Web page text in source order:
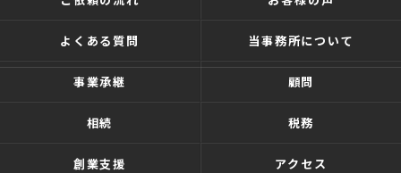
よくある質問 当事務所について
事業承継 顧問
相続 税務
創業支援 アクセス